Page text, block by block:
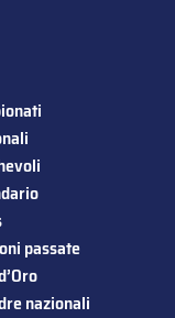
passate
nazionali